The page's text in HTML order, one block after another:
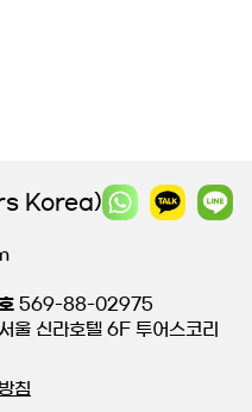
Korea)
569-88-02975
울 신라호텔 6F 투어스코리
침